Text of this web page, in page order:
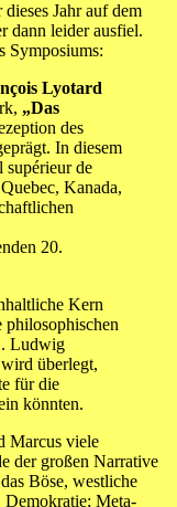
Jahr auf dem
dann leider ausfiel.
Symposiums:
Lyotard
„Das
des
In diesem
supérieur de
Kanada,
20.
Kern
philosophischen
Ludwig
überlegt,
für die
könnten.
Marcus viele
der großen Narrative
Böse, westliche
Demokratie; Meta-